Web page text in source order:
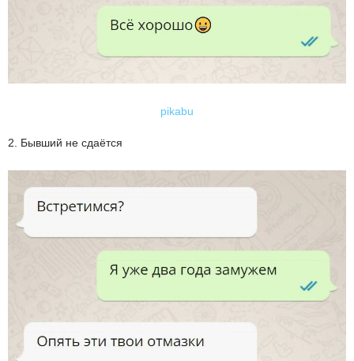
pikabu
2. Бывший не сдаётся